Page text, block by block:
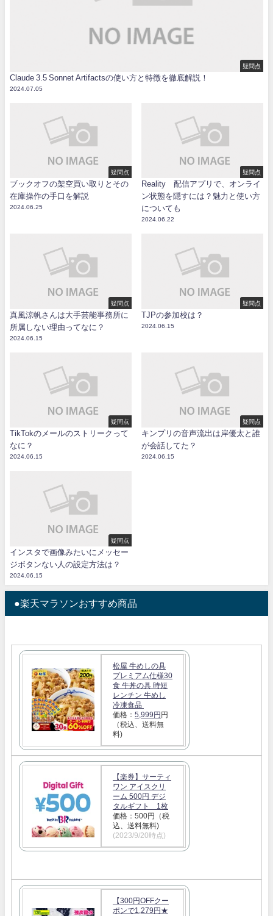
疑問点
Claude 3.5 Sonnet Artifactsの使い方と特徴を徹底解説！
2024.07.05
疑問点
ブックオフの架空買い取りとその
在庫操作の手口を解説
2024.06.25
疑問点
Reality 配信アプリで、オンライ
ン状態を隠すには？魅力と使い方
についても
2024.06.22
疑問点
真風涼帆さんは大手芸能事務所に
所属しない理由ってなに？
2024.06.15
疑問点
TJPの参加校は？
2024.06.15
疑問点
TikTokのメールのストリークって
なに？
2024.06.15
疑問点
キンプリの音声流出は岸優太と誰
が会話してた？
2024.06.15
疑問点
インスタで画像みたいにメッセー
ジボタンない人の設定方法は？
2024.06.15
●楽天マラソンおすすめ商品
松屋 牛めしの具
プレミアム仕様30
食 牛丼の具 時短
レンチン 牛めし
冷凍食品
価格： 5,999円 円
（税込、送料無
料)
【楽券】サーティ
ワン アイスクリ
ーム 500円 デジ
タルギフト 1枚
価格：500円（税
込、送料無料)
(2023/9/20時点)
【300円OFFクー
ポンで1,279円★